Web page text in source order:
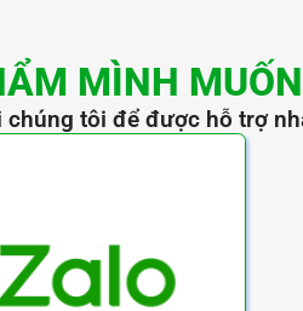
MÌNH
tôi để được hỗ trợ